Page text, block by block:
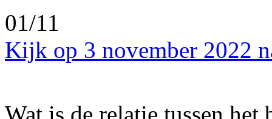
01/11
Kijk op 3 november 2022